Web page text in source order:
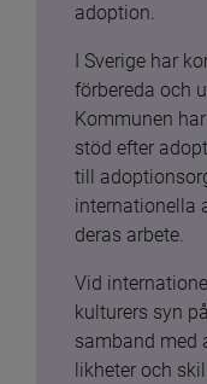
adoption.
I Sverige har
förbereda och
Kommunen
stöd efter
till
internationella
deras arbete.
Vid
kulturers syn
samband med
likheter och